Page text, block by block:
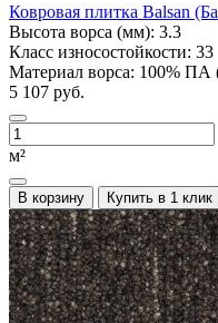
Ковровая плитка Balsan
Высота ворса (мм): 3.3
Класс износостойкости: 33
Материал ворса: 100% ПА
5 107 руб.
м²
В корзину Купить в 1 клик